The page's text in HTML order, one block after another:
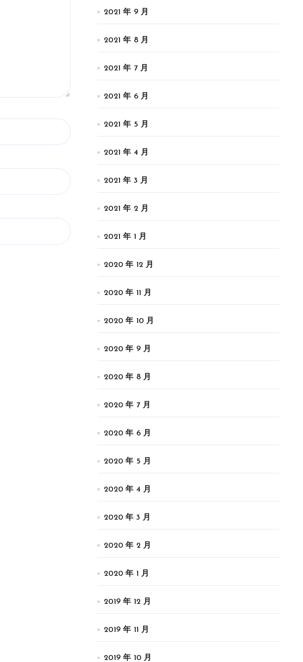
2021 年 9 月
2021 年 8 月
2021 年 7 月
2021 年 6 月
2021 年 5 月
2021 年 4 月
2021 年 3 月
2021 年 2 月
2021 年 1 月
2020 年 12 月
2020 年 11 月
2020 年 10 月
2020 年 9 月
2020 年 8 月
2020 年 7 月
2020 年 6 月
2020 年 5 月
2020 年 4 月
2020 年 3 月
2020 年 2 月
2020 年 1 月
2019 年 12 月
2019 年 11 月
2019 年 10 月